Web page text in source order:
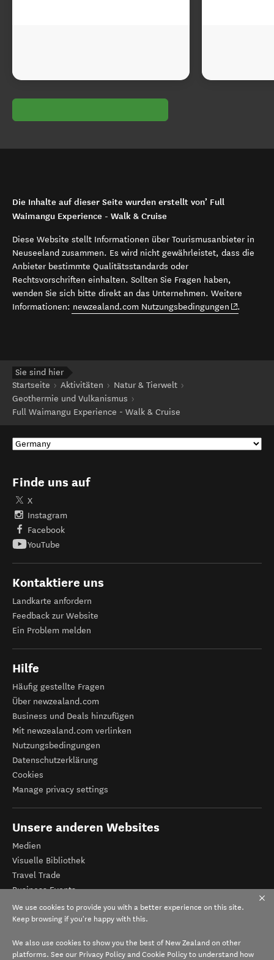
Die Inhalte auf dieser Seite wurden erstellt von’ Full
Waimangu Experience - Walk & Cruise
Diese Website stellt Informationen über Tourismusanbieter in
Neuseeland zusammen. Es wird nicht gewährleistet, dass die
Anbieter bestimmte Qualitätsstandards oder
Rechtsvorschriften einhalten. Sollten Sie Fragen haben,
wenden Sie sich bitte direkt an das Unternehmen. Weitere
Informationen: newzealand.com Nutzungsbedingungen (opens in
.
Sie sind hier
Startseite
Aktivitäten
Natur & Tierwelt
Geothermie und Vulkanismus
Full Waimangu Experience - Walk & Cruise
Finde uns auf
X
Instagram
Facebook
YouTube
Kontaktiere uns
Landkarte anfordern
Feedback zur Website
Ein Problem melden
Hilfe
Häufig gestellte Fragen
Über newzealand.com
Business und Deals hinzufügen
Mit newzealand.com verlinken
Nutzungsbedingungen
Datenschutzerklärung
Cookies
Manage privacy settings
Unsere anderen Websites
Medien
Visuelle Bibliothek
Travel Trade
Business Events
Tourismus Neuseeland
Veranstalter-Registrierung
We use cookies to provide you with a better experience on this site.
Keep browsing if you're happy with this.
We also use cookies to show you the best of New Zealand on other
platforms. See our Privacy Policy and Cookie Policy to understand how